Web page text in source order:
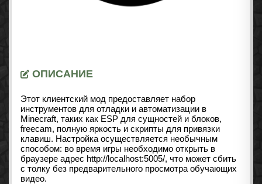
ОПИСАНИЕ
Этот клиентский мод предоставляет набор
инструментов для отладки и автоматизации в
Minecraft, таких как ESP для сущностей и блоков,
freecam, полную яркость и скрипты для привязки
клавиш. Настройка осуществляется необычным
способом: во время игры необходимо открыть в
браузере адрес http://localhost:5005/, что может сбить
с толку без предварительного просмотра обучающих
видео.